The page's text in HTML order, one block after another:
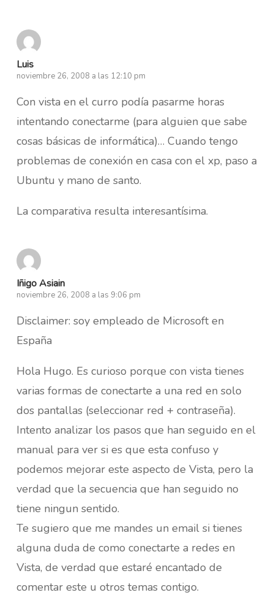
Luis
noviembre 26, 2008 a las 12:10 pm
Con vista en el curro podía pasarme horas
intentando conectarme (para alguien que sabe
cosas básicas de informática)… Cuando tengo
problemas de conexión en casa con el xp, paso a
Ubuntu y mano de santo.
La comparativa resulta interesantísima.
Iñigo Asiain
noviembre 26, 2008 a las 9:06 pm
Disclaimer: soy empleado de Microsoft en
España
Hola Hugo. Es curioso porque con vista tienes
varias formas de conectarte a una red en solo
dos pantallas (seleccionar red + contraseña).
Intento analizar los pasos que han seguido en el
manual para ver si es que esta confuso y
podemos mejorar este aspecto de Vista, pero la
verdad que la secuencia que han seguido no
tiene ningun sentido.
Te sugiero que me mandes un email si tienes
alguna duda de como conectarte a redes en
Vista, de verdad que estaré encantado de
comentar este u otros temas contigo.